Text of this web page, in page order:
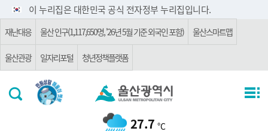
주요 메뉴로 건너뛰기
본문으로가기이 누리집은 대한민국 공식 전자정부 누리집입니다.
재난대응 울산 인구(1,117,650명, '26년 5월 기준 외국인 포함) 울산스마트맵
울산관광 일자리포털 청년정책플랫폼
27.7 ℃